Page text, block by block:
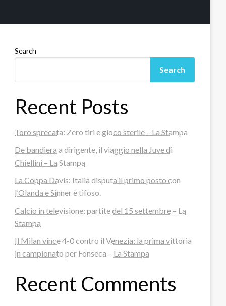
Search
Search
Recent Posts
Toro sprecata: Zero tiri e gioco sterile – La Stampa
De bandiera a dirigente, il viaggio nella Juve di
Chiellini – La Stampa
La Coppa Davis: Italia disputa il primo posto con
l’Olanda e Sinner è tifoso.
Calcio in televisione: partite del 15 settembre – La
Stampa
Il Milan vince 4-0 contro il Venezia: la prima vittoria
in campionato per Fonseca – La Stampa
Recent Comments